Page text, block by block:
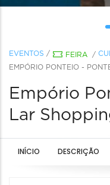
EVENTOS / FEIRA /
EMPÓRIO PONTEIO -
Empório
Lar
INÍCIO DESCRIÇÃO